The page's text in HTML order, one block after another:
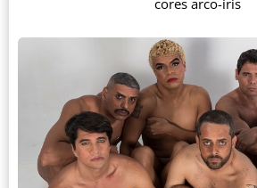
cores arco-íris